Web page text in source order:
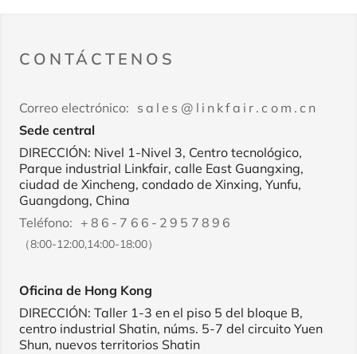
CONTÁCTENOS
Correo electrónico: sales@linkfair.com.cn
Sede central
DIRECCIÓN: Nivel 1-Nivel 3, Centro tecnológico,
Parque industrial Linkfair, calle East Guangxing,
ciudad de Xincheng, condado de Xinxing, Yunfu,
Guangdong, China
Teléfono: +86-766-2957896
（8:00-12:00,14:00-18:00）
Oficina de Hong Kong
DIRECCIÓN: Taller 1-3 en el piso 5 del bloque B,
centro industrial Shatin, núms. 5-7 del circuito Yuen
Shun, nuevos territorios Shatin